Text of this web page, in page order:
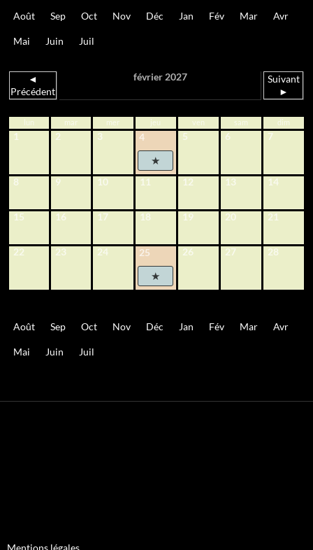
Août Sep Oct Nov Déc Jan Fév Mar Avr
Mai Juin Juil
◄
Précédent
février 2027
Suivant
►
lun mar mer jeu ven sam dim
1 2 3 4 5 6 7
8 9 10 11 12 13 14
15 16 17 18 19 20 21
22 23 24 25 26 27 28
Août Sep Oct Nov Déc Jan Fév Mar Avr
Mai Juin Juil